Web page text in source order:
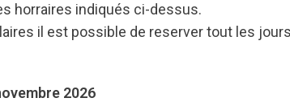
horraires indiqués ci-dessus.
il est possible de reserver tout les
2026